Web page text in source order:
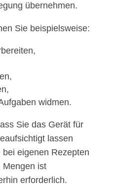
übernehmen.
Sie beispielsweise:
widmen.
Sie das Gerät für
lassen
eigenen Rezepten
Mengen ist
erforderlich.